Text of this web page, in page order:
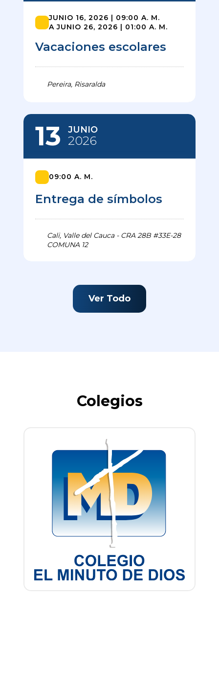
JUNIO 16, 2026 | 09:00 A. M.
A JUNIO 26, 2026 | 01:00 A. M.
Vacaciones escolares
Pereira, Risaralda
13 JUNIO
2026
09:00 A. M.
Entrega de símbolos
Cali, Valle del Cauca - CRA 28B #33E-28
COMUNA 12
Ver Todo
Colegios